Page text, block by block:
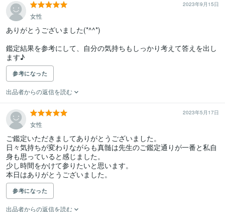
2023年9月15日
女性
ありがとうございました(*^^*)
鑑定結果を参考にして、自分の気持ちもしっかり考えて答えを出し
ます♪
参考になった
出品者からの返信を読む
2023年5月17日
女性
ご鑑定いただきましてありがとうございました。
日々気持ちが変わりながらも真髄は先生のご鑑定通りが一番と私自
身も思っていると感じました。
少し時間をかけて参りたいと思います。
本日はありがとうございました。
参考になった
出品者からの返信を読む